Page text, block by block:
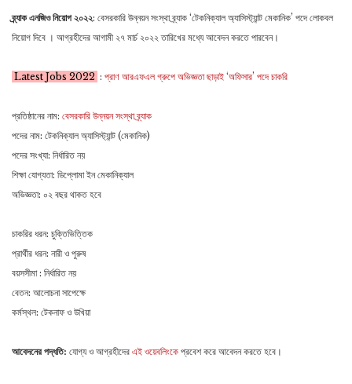
ব্র্যাক এনজিও নিয়োগ ২০২২: বেসরকারি উন্নয়ন সংস্থা ব্র্যাক ‘টেকনিক্যাল অ্যাসিস্ট্যান্ট মেকানিক’ পদে লোকবল
নিয়োগ দিবে । আগ্রহীদের আগামী ২৭ মার্চ ২০২২ তারিখের মধ্যে আবেদন করতে পারবেন।
Latest Jobs 2022 : প্রাণ আরএফএল গ্রুপে অভিজ্ঞতা ছাড়াই ‘অফিসার’ পদে চাকরি
প্রতিষ্ঠানের নাম: বেসরকারি উন্নয়ন সংস্থা ব্র্যাক
পদের নাম: টেকনিক্যাল অ্যাসিস্ট্যান্ট (মেকানিক)
পদের সংখ্যা: নির্ধারিত নয়
শিক্ষা যোগ্যতা: ডিপ্লোমা ইন মেকানিক্যাল
অভিজ্ঞতা: ০২ বছর থাকত হবে
চাকরির ধরন: চুক্তিভিত্তিক
প্রার্থীর ধরন: নারী ও পুরুষ
বয়সসীমা : নির্ধারিত নয়
বেতন: আলোচনা সাপেক্ষে
কর্মস্থল: টেকনাফ ও উখিয়া
আবেদনের পদ্ধতি: যোগ্য ও আগ্রহীদের এই ওয়েবলিংকে প্রবেশ করে আবেদন করতে হবে।